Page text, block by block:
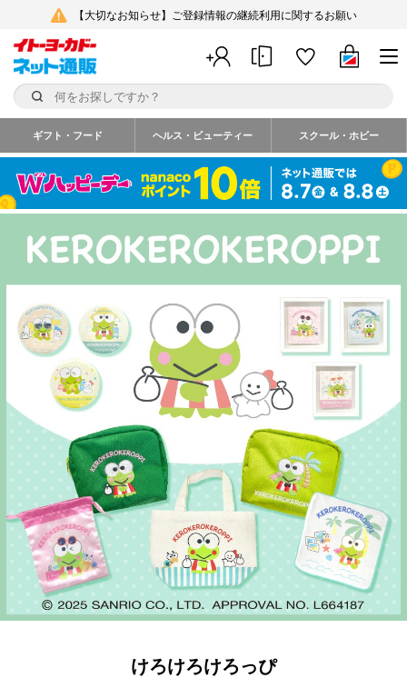
【大切なお知らせ】ご登録情報の継続利用に関するお願い
ギフト・フード ヘルス・ビューティー スクール・ホビー
けろけろけろっぴ